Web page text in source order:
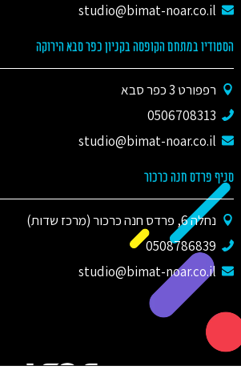
studio@bimat-noar.co.il
הסטודיו במתחם הקופסה בקניון כפר סבא הירוקה
רפפורט 3 כפר סבא
0506708313
studio@bimat-noar.co.il
סניף פרדס חנה כרכור
נחלה 6, פרדס חנה כרכור (מרכז שדות)
0508786839
studio@bimat-noar.co.il